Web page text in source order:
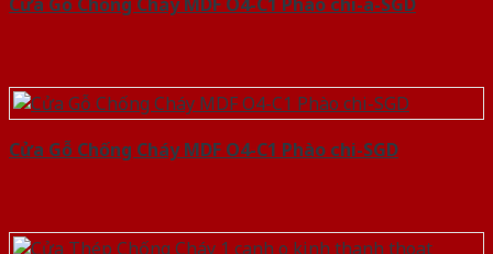
Cửa Gỗ Chống Cháy MDF O4-C1 Phào chi-SGD